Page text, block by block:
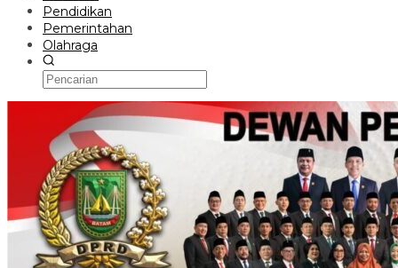
Pendidikan
Pemerintahan
Olahraga